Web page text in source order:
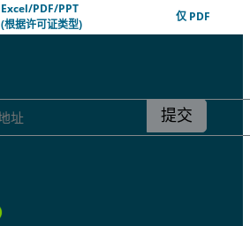
Excel/PDF/PPT
(根据许可证类型)
仅 PDF
提交